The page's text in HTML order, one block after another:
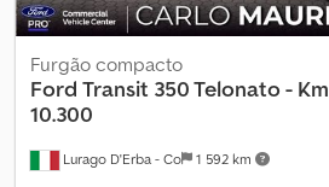
Lurago D'Erba - Co 1 592 km
Furgão compacto
Ford Transit 350 Telonato - Km
10.300